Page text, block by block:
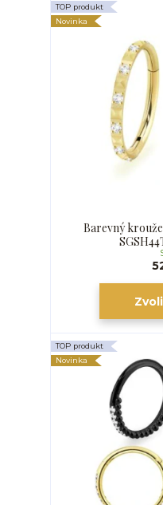
TOP produkt
Novinka
Barevný
TOP produkt
Novinka